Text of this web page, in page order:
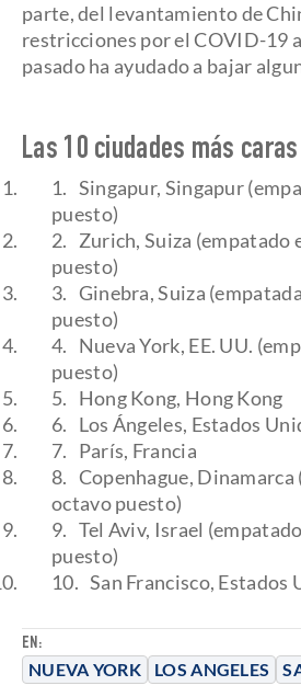
EN:
NUEVA YORK LOS ANGELES
parte, del levantamiento de
restricciones por el COVID-19
pasado ha ayudado a bajar
Las 10 ciudades más
Singapur, Singapur
puesto)
Zurich, Suiza (empatado
puesto)
Ginebra, Suiza
puesto)
Nueva York, EE. UU.
puesto)
Hong Kong, Hong Kong
Los Ángeles, Estados
París, Francia
Copenhague, Dinamarca
octavo puesto)
Tel Aviv, Israel
puesto)
San Francisco, Estados